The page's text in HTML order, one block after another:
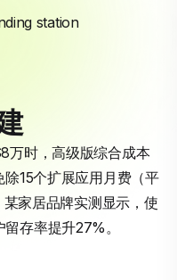
station
万时，高级版综合成本
15个扩展应用月费（平
家居品牌实测显示，使
存率提升27%。